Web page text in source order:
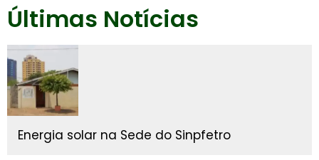
Últimas Notícias
Energia solar na Sede do Sinpfetro